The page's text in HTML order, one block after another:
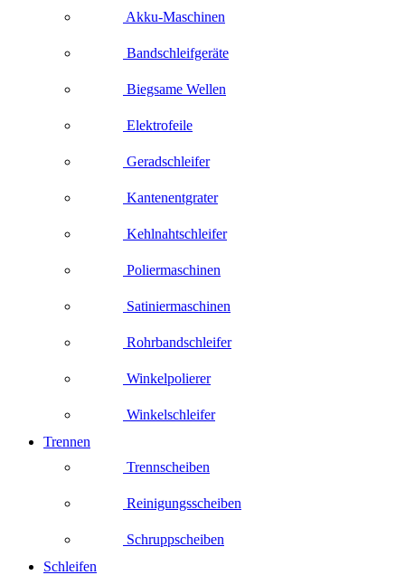
Akku-Maschinen
Bandschleifgeräte
Biegsame Wellen
Elektrofeile
Geradschleifer
Kantenentgrater
Kehlnahtschleifer
Poliermaschinen
Satiniermaschinen
Rohrbandschleifer
Winkelpolierer
Winkelschleifer
Trennen
Trennscheiben
Reinigungsscheiben
Schruppscheiben
Schleifen